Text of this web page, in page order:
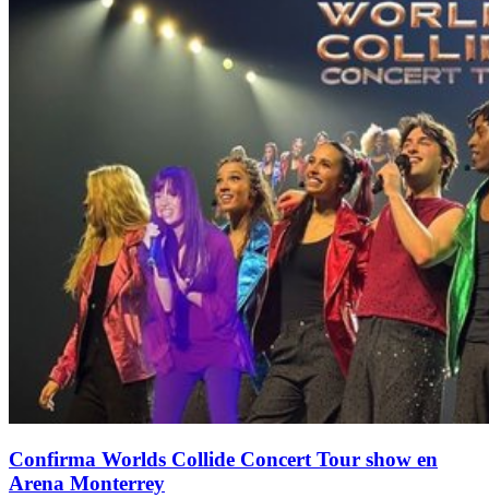
Confirma Worlds Collide Concert Tour show en
Arena Monterrey